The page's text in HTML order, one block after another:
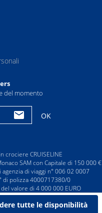
tutte le disponibilità
del momento
OK
crociere CRUISELINE
SAM con Capitale di 150 000 €
di viaggi n° 006 02 0007
di polizza 4000717380/0
valore di 4 000 000 EURO
rights reserved